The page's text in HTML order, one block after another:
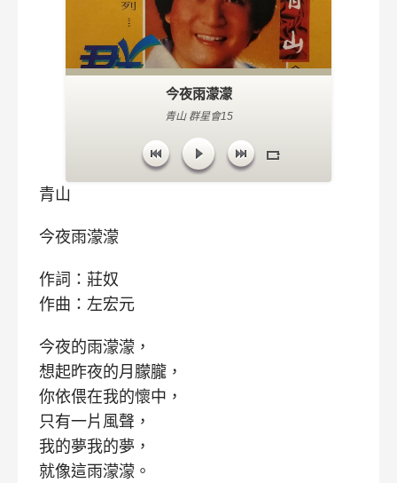
今夜雨濛濛
青山 群星會15
青山
今夜雨濛濛
作詞：莊奴
作曲：左宏元
今夜的雨濛濛，
想起昨夜的月朦朧，
你依偎在我的懷中，
只有一片風聲，
我的夢我的夢，
就像這雨濛濛。